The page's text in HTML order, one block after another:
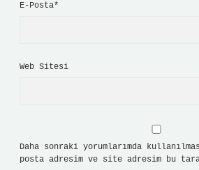
E-Posta*
Web Sitesi
Daha sonraki yorumlarımda
posta adresim ve site adresim bu